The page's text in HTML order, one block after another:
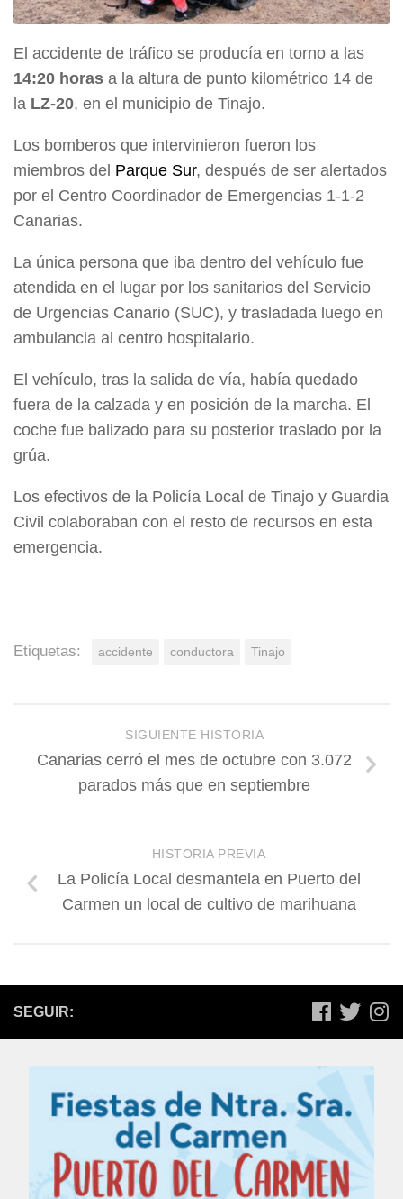
El accidente de tráfico se producía en torno a las
14:20 horas a la altura de punto kilométrico 14 de
la LZ-20, en el municipio de Tinajo.
Los bomberos que intervinieron fueron los
miembros del Parque Sur, después de ser alertados
por el Centro Coordinador de Emergencias 1-1-2
Canarias.
La única persona que iba dentro del vehículo fue
atendida en el lugar por los sanitarios del Servicio
de Urgencias Canario (SUC), y trasladada luego en
ambulancia al centro hospitalario.
El vehículo, tras la salida de vía, había quedado
fuera de la calzada y en posición de la marcha. El
coche fue balizado para su posterior traslado por la
grúa.
Los efectivos de la Policía Local de Tinajo y Guardia
Civil colaboraban con el resto de recursos en esta
emergencia.
Etiquetas: accidente conductora Tinajo
SIGUIENTE HISTORIA
Canarias cerró el mes de octubre con 3.072
parados más que en septiembre
HISTORIA PREVIA
La Policía Local desmantela en Puerto del
Carmen un local de cultivo de marihuana
SEGUIR: